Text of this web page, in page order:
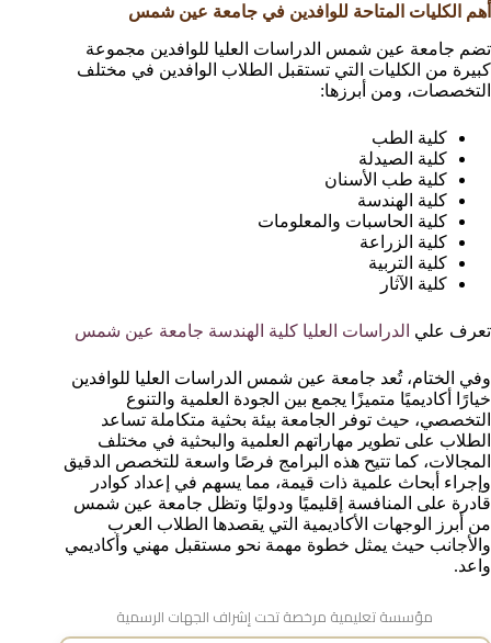
أهم الكليات المتاحة للوافدين في جامعة عين شمس
تضم جامعة عين شمس الدراسات العليا للوافدين مجموعة
كبيرة من الكليات التي تستقبل الطلاب الوافدين في مختلف
التخصصات، ومن أبرزها:
كلية الطب
كلية الصيدلة
كلية طب الأسنان
كلية الهندسة
كلية الحاسبات والمعلومات
كلية الزراعة
كلية التربية
كلية الآثار
تعرف علي الدراسات العليا كلية الهندسة جامعة عين شمس
وفي الختام، تُعد جامعة عين شمس الدراسات العليا للوافدين
خيارًا أكاديميًا متميزًا يجمع بين الجودة العلمية والتنوع
التخصصي، حيث توفر الجامعة بيئة بحثية متكاملة تساعد
الطلاب على تطوير مهاراتهم العلمية والبحثية في مختلف
المجالات، كما تتيح هذه البرامج فرصًا واسعة للتخصص الدقيق
وإجراء أبحاث علمية ذات قيمة، مما يسهم في إعداد كوادر
قادرة على المنافسة إقليميًا ودوليًا وتظل جامعة عين شمس
من أبرز الوجهات الأكاديمية التي يقصدها الطلاب العرب
والأجانب حيث يمثل خطوة مهمة نحو مستقبل مهني وأكاديمي
واعد.
مؤسسة تعليمية مرخصة تحت إشراف الجهات الرسمية